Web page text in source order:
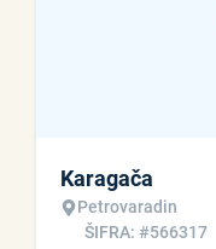
Karagača
Petrovaradin
ŠIFRA: #566317